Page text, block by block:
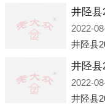
2022-
2022-